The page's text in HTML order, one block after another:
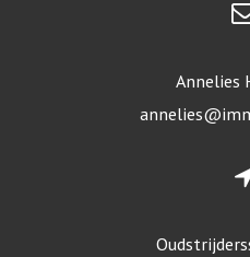
Annelies